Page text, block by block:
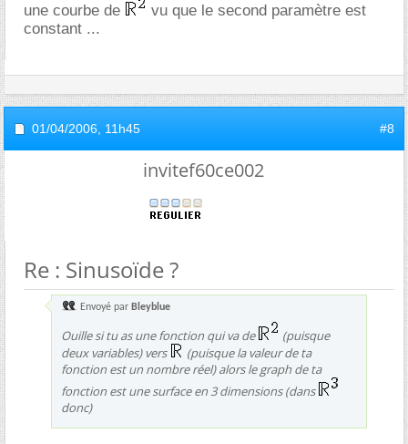
une courbe de
vu que le second paramètre est
constant ...
01/04/2006, 11h45 #8
invitef60ce002
Re : Sinusoïde ?
Envoyé par Bleyblue
Ouille si tu as une fonction qui va de
(puisque
deux variables) vers
(puisque la valeur de ta
fonction est un nombre réel) alors le graph de ta
fonction est une surface en 3 dimensions (dans
donc)